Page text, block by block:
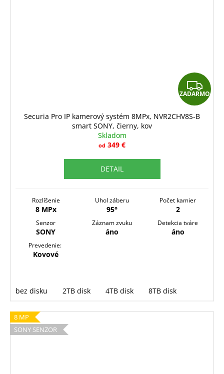
Z
A
ZADARMO
Securia Pro IP kamerový systém 8MPx, NVR2CHV8S-B
smart SONY, čierny, kov
Skladom
od 349 €
DETAIL
Rozlíšenie
8 MPx
Uhol záberu
95°
Počet kamier
2
Senzor
SONY
Záznam zvuku
áno
Detekcia tváre
áno
Prevedenie:
Kovové
bez disku 2TB disk 4TB disk 8TB disk
8 MP
SONY SENZOR